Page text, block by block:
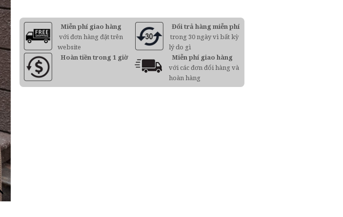
Miễn phí giao hàng
với đơn hàng đặt trên
website
Đổi trả hàng miễn phí
trong 30 ngày vì bất kỳ
lý do gì
Hoàn tiền trong 1 giờ
Miễn phí giao hàng
với các đơn đổi hàng và
hoàn hàng